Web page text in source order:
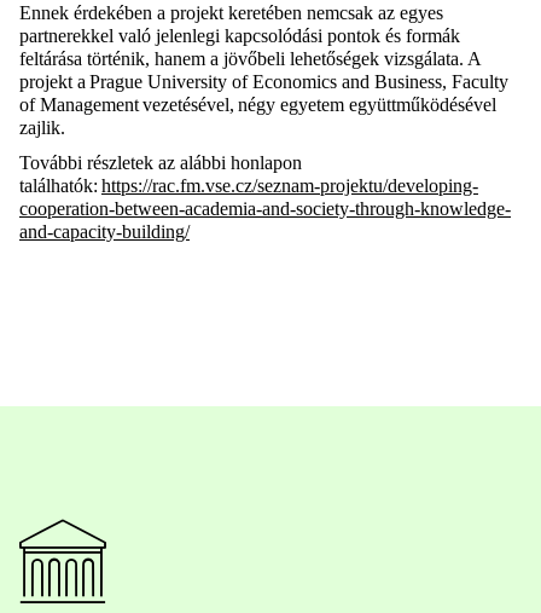
Ennek érdekében a projekt keretében nemcsak az egyes
partnerekkel való jelenlegi kapcsolódási pontok és formák
feltárása történik, hanem a jövőbeli lehetőségek vizsgálata. A
projekt a Prague University of Economics and Business, Faculty
of Managementvezetésével, négy egyetem együttműködésével
zajlik.
További részletek az alábbi honlapon
találhatók: https://rac.fm.vse.cz/seznam-projektu/developing-
cooperation-between-academia-and-society-through-knowledge-
and-capacity-building/